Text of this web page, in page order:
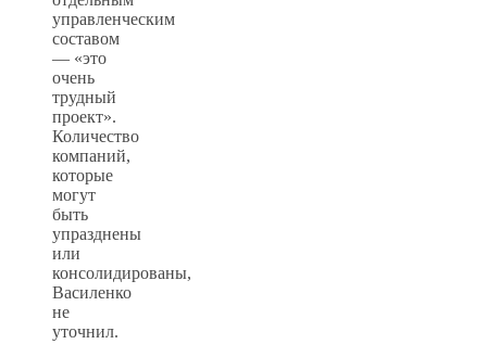
управленческим
составом
— «это
очень
трудный
проект».
Количество
компаний,
которые
могут
быть
упразднены
или
консолидированы,
Василенко
не
уточнил.